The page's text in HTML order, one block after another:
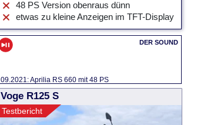
48 PS Version obenraus dünn
etwas zu kleine Anzeigen im TFT-Display
09.2021: Aprilia RS 660 mit 48 PS
Voge R125 S
Testbericht